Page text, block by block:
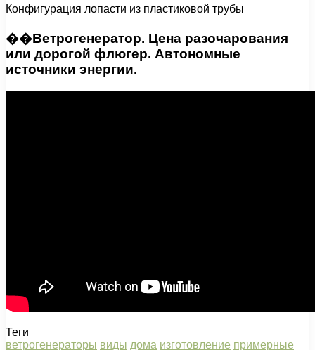
Конфигурация лопасти из пластиковой трубы
��Ветрогенератор. Цена разочарования
или дорогой флюгер. Автономные
источники энергии.
Теги
ветрогенераторы виды дома изготовление примерные